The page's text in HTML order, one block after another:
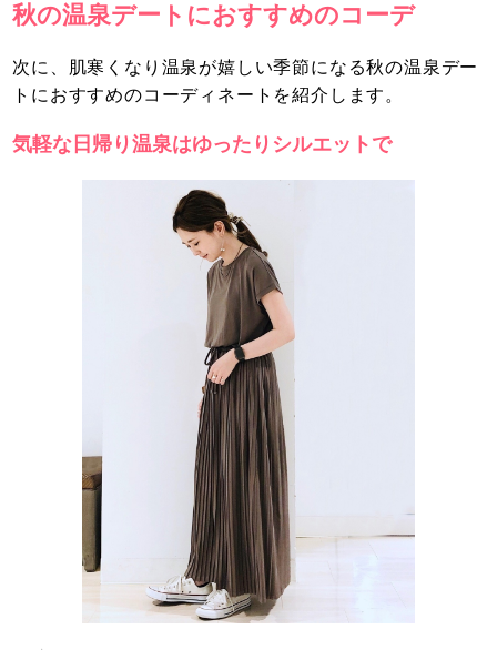
秋の温泉デートにおすすめのコーデ
次に、肌寒くなり温泉が嬉しい季節になる秋の温泉デー
トにおすすめのコーディネートを紹介します。
気軽な日帰り温泉はゆったりシルエットで